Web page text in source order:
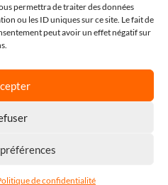
permettra de traiter des données
ou les ID uniques sur ce site. Le fait de
peut avoir un effet négatif sur
de confidentialité
Bell Lot A1
GEORGES
64 04 00
|Politiques des cookies